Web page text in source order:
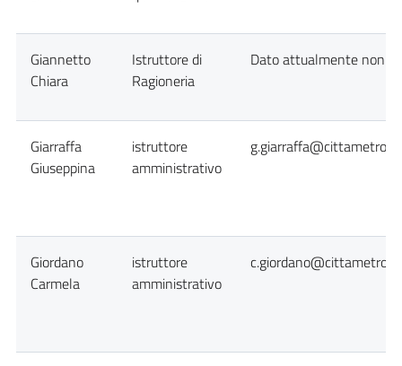
Giannetto
Chiara
Istruttore di
Ragioneria
Dato attualmente non
Giarraffa
Giuseppina
istruttore
amministrativo
Giordano
Carmela
istruttore
amministrativo